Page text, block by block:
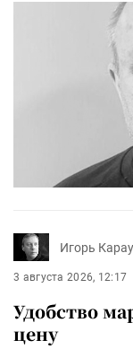
Игорь
3 августа 2026, 12:17
Удобство
цену